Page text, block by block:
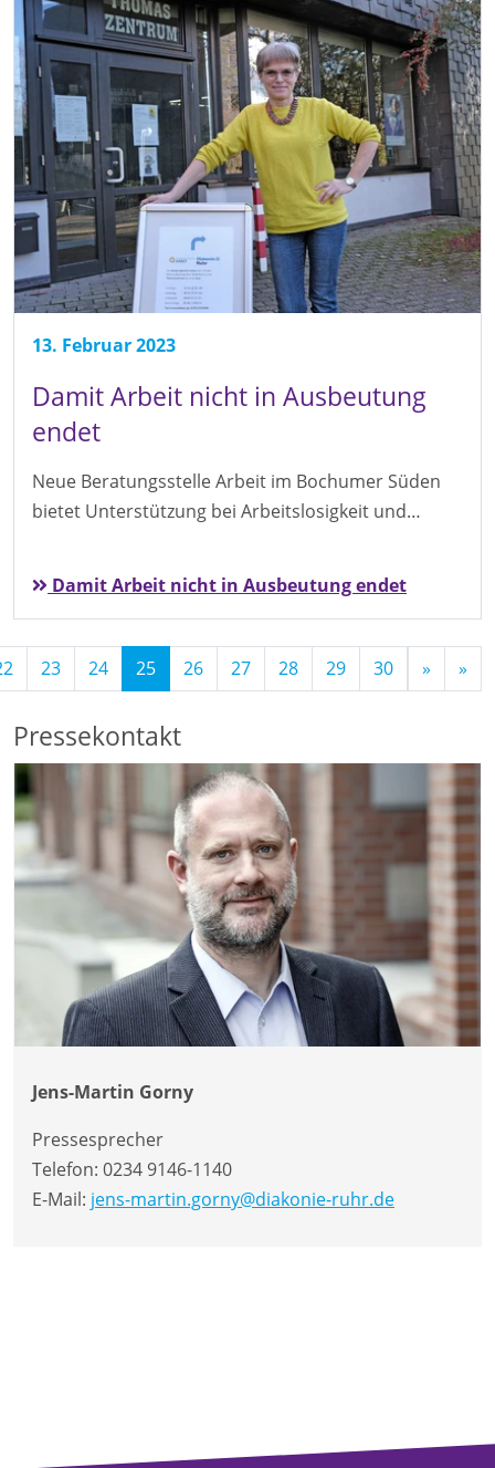
13. Februar 2023
Damit Arbeit nicht in Ausbeutung
endet
Neue Beratungsstelle Arbeit im Bochumer Süden
bietet Unterstützung bei Arbeitslosigkeit und…
Damit Arbeit nicht in Ausbeutung endet
23 24 25(Standort)
26 27 28 29 30 » »
Pressekontakt
Jens-Martin Gorny
Pressesprecher
Telefon: 0234 9146-1140
E-Mail: jens-martin.gorny@diakonie-ruhr.de